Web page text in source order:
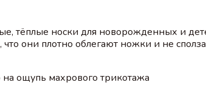
тёплые носки для новорожденных и
они плотно облегают ножки и не
ощупь махрового трикотажа